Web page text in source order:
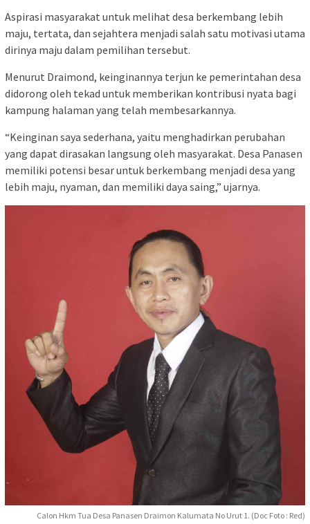
Aspirasi masyarakat untuk melihat desa berkembang lebih
maju, tertata, dan sejahtera menjadi salah satu motivasi utama
dirinya maju dalam pemilihan tersebut.
Menurut Draimond, keinginannya terjun ke pemerintahan desa
didorong oleh tekad untuk memberikan kontribusi nyata bagi
kampung halaman yang telah membesarkannya.
“Keinginan saya sederhana, yaitu menghadirkan perubahan
yang dapat dirasakan langsung oleh masyarakat. Desa Panasen
memiliki potensi besar untuk berkembang menjadi desa yang
lebih maju, nyaman, dan memiliki daya saing,” ujarnya.
Calon Hkm Tua Desa Panasen Draimon Kalumata No Urut 1. (Doc Foto : Red)